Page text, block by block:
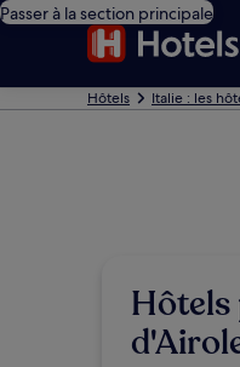
Passer à la section principale
Hôtels Italie : les
Hôtels